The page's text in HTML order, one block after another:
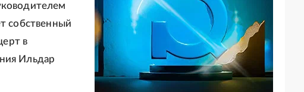
собственный
в
Ильдар